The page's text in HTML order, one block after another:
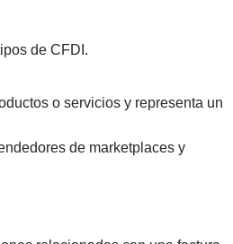
de CFDI.
o servicios y representa un
de marketplaces y